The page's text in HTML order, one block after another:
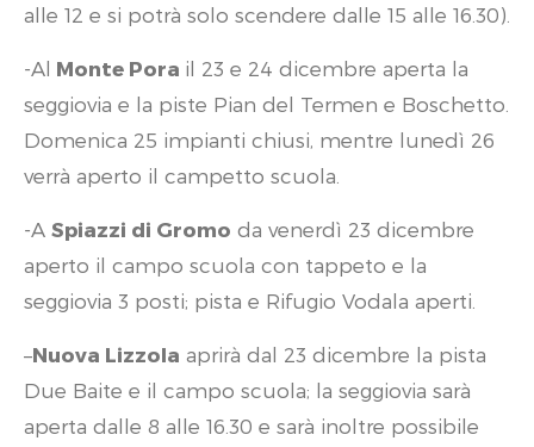
alle 12 e si potrà solo scendere dalle 15 alle 16.30).
-Al Monte Pora il 23 e 24 dicembre aperta la
seggiovia e la piste Pian del Termen e Boschetto.
Domenica 25 impianti chiusi, mentre lunedì 26
verrà aperto il campetto scuola.
-A Spiazzi di Gromo da venerdì 23 dicembre
aperto il campo scuola con tappeto e la
seggiovia 3 posti; pista e Rifugio Vodala aperti.
–Nuova Lizzola aprirà dal 23 dicembre la pista
Due Baite e il campo scuola; la seggiovia sarà
aperta dalle 8 alle 16.30 e sarà inoltre possibile